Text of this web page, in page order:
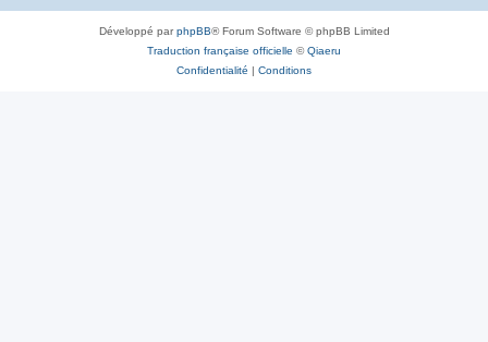
Développé parphpBB® Forum Software © phpBB Limited
Traduction française officielle ©Qiaeru
Confidentialité | Conditions